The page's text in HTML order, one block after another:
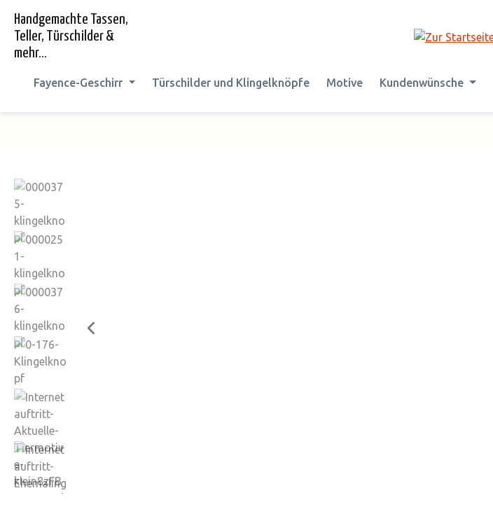
Zur Hauptnavigation springen
Handgemachte Tassen,
Teller, Türschilder &
mehr...
Fayence-Geschirr Türschilder und Klingelknöpfe Motive Kundenwünsche
Bildergalerie überspringen